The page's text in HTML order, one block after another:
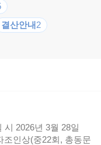
결산안내 2
시 2026년 3월 28일
조인상(중22회, 총동문